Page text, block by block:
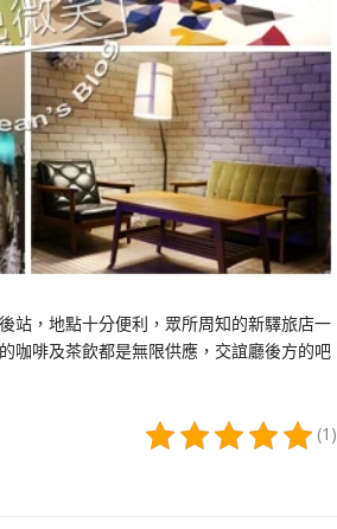
站，地點十分便利，眾所周知的新驛旅店一
咖啡及茶飲都是無限供應，交誼廳後方的吧
(1)